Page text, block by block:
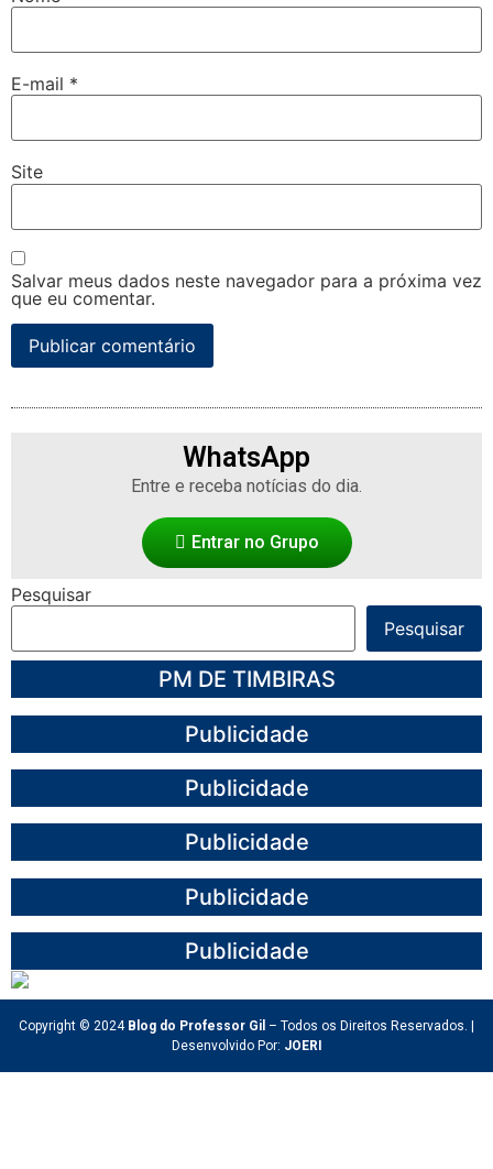
E-mail *
Site
Salvar meus dados neste navegador para a próxima vez
que eu comentar.
WhatsApp
Entre e receba notícias do dia.
Entrar no Grupo
Pesquisar
Pesquisar
PM DE TIMBIRAS
Publicidade
Publicidade
Publicidade
Publicidade
Publicidade
Copyright © 2024 Blog do Professor Gil – Todos os Direitos Reservados. |
Desenvolvido Por: JOERI